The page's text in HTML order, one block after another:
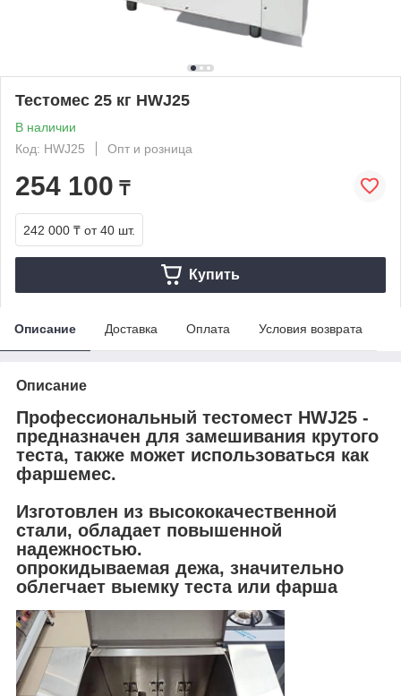
Тестомес 25 кг HWJ25
В наличии
Код: HWJ25
Опт и розница
254 100 ₸
242 000 ₸ от 40 шт.
Купить
Описание Доставка Оплата Условия возврата
Описание
Профессиональный тестомест HWJ25 -
предназначен для замешивания крутого
теста, также может использоваться как
фаршемес.
Изготовлен из высококачественной
стали, обладает повышенной
надежностью.
опрокидываемая дежа, значительно
облегчает выемку теста или фарша